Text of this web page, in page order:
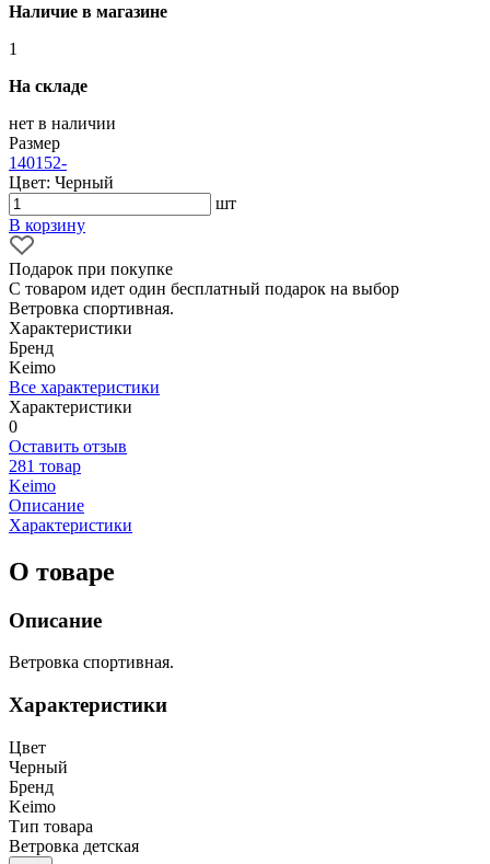
Наличие в магазине
1
На складе
нет в наличии
Размер
140152-
Цвет: Черный
шт
В корзину
Подарок при покупке
С товаром идет один бесплатный подарок на выбор
Ветровка спортивная.
Характеристики
Бренд
Keimo
Все характеристики
Характеристики
0
Оставить отзыв
281 товар
Keimo
Описание
Характеристики
О товаре
Описание
Ветровка спортивная.
Характеристики
Цвет
Черный
Бренд
Keimo
Тип товара
Ветровка детская